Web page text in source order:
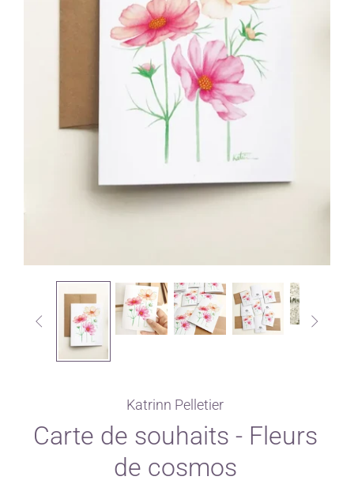
 
Katrinn Pelletier
Carte de souhaits - Fleurs
de cosmos